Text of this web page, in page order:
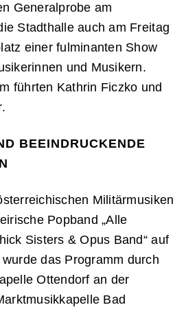
Generalprobe am
Stadthalle auch am Freitag
einer fulminanten Show
und Musikern.
führten Kathrin Ficzko und
BEEINDRUCKENDE
Militärmusiken
Popband „Alle
Sisters & Opus Band“ auf
das Programm durch
Ottendorf an der
Bad